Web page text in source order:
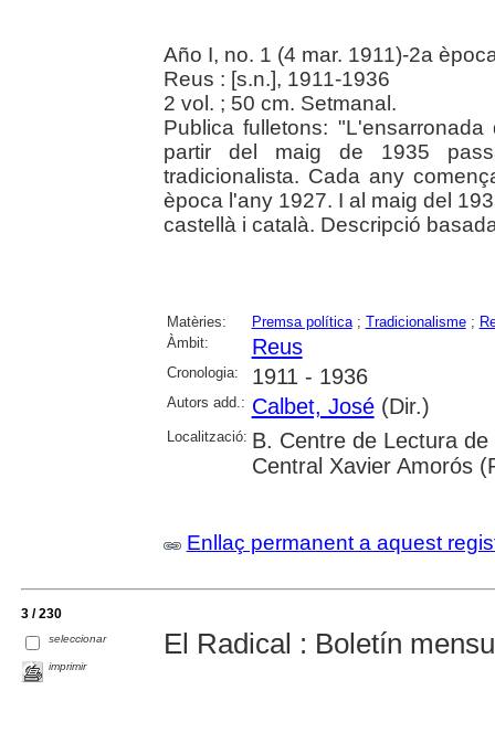
Año I, no. 1 (4 mar. 1911)-2a
Reus : [s.n.], 1911-1936
2 vol. ; 50 cm. Setmanal.
Publica fulletons:
partir del maig de 1935
tradicionalista. Cada any
època l'any 1927. I al maig del
castellà i català. Descripció
Matèries: Premsa política; Tradicionalisme;
Àmbit:
Reus
Cronologia: 1911 - 1936
Autors add.: Calbet, José(Dir.)
Localització: B. Centre de Lectura
Central Xavier Amorós
Enllaç permanent a aquest
3 / 230
seleccionar
imprimir
El Radical : Boletín